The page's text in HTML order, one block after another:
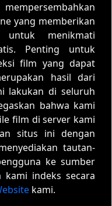
yang memberikan
untuk menikmati
Penting untuk
film yang dapat
hasil dari
lakukan di seluruh
bahwa kami
film di server kami
situs ini dengan
tautan-
ke sumber
indeks secara
kami.